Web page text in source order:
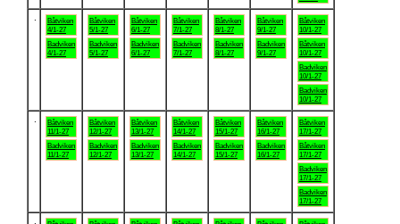
Båtviken
4/1-27
Badviken
4/1-27
Båtviken
5/1-27
Badviken
5/1-27
Båtviken
6/1-27
Badviken
6/1-27
Båtviken
7/1-27
Badviken
7/1-27
Båtviken
8/1-27
Badviken
8/1-27
Båtviken
9/1-27
Badviken
9/1-27
Båtviken
10/1-27
Båtviken
10/1-27
Badviken
10/1-27
Badviken
10/1-27
Båtviken
11/1-27
Badviken
11/1-27
Båtviken
12/1-27
Badviken
12/1-27
Båtviken
13/1-27
Badviken
13/1-27
Båtviken
14/1-27
Badviken
14/1-27
Båtviken
15/1-27
Badviken
15/1-27
Båtviken
16/1-27
Badviken
16/1-27
Båtviken
17/1-27
Båtviken
17/1-27
Badviken
17/1-27
Badviken
17/1-27